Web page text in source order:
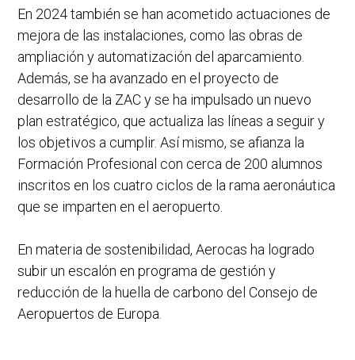
En 2024 también se han acometido actuaciones de
mejora de las instalaciones, como las obras de
ampliación y automatización del aparcamiento.
Además, se ha avanzado en el proyecto de
desarrollo de la ZAC y se ha impulsado un nuevo
plan estratégico, que actualiza las líneas a seguir y
los objetivos a cumplir. Así mismo, se afianza la
Formación Profesional con cerca de 200 alumnos
inscritos en los cuatro ciclos de la rama aeronáutica
que se imparten en el aeropuerto.
En materia de sostenibilidad, Aerocas ha logrado
subir un escalón en programa de gestión y
reducción de la huella de carbono del Consejo de
Aeropuertos de Europa.